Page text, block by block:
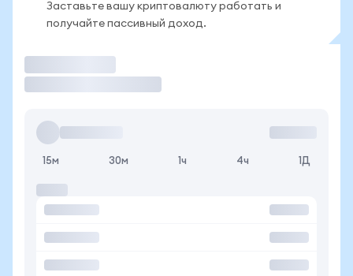
Заставьте вашу криптовалюту работать и
получайте пассивный доход.
15м 30м 1ч 4ч 1Д